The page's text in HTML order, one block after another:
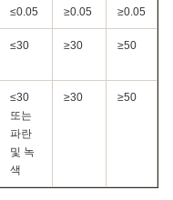
≤0.05 ≥0.05 ≥0.05
≤30 ≥30 ≥50
≤30
또는
파란
및 녹
색
≥30 ≥50